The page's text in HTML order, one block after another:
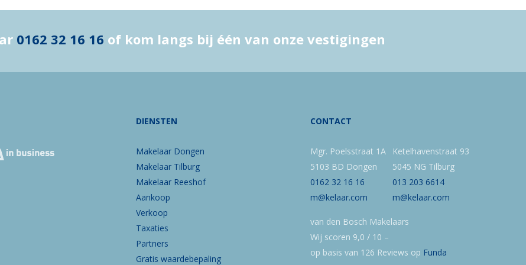
0162 32 16 16 of kom langs bij één van onze vestigingen
DIENSTEN
Makelaar Dongen
Makelaar Tilburg
Makelaar Reeshof
Aankoop
Verkoop
Taxaties
Partners
Gratis waardebepaling
CONTACT
Mgr. Poelsstraat 1A
5103 BD Dongen
0162 32 16 16
m@kelaar.com
Ketelhavenstraat 93
5045 NG Tilburg
013 203 6614
m@kelaar.com
van den Bosch Makelaars
Wij scoren 9,0 / 10 –
op basis van 126 Reviews op Funda